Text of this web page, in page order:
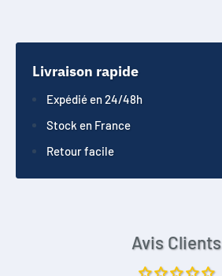
Livraison rapide
Expédié en 24/48h
Stock en France
Retour facile
Avis Clients